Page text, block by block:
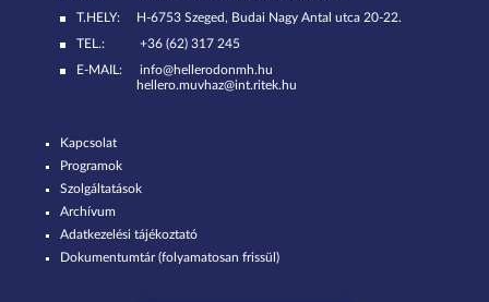
T.HELY:
H-6753 Szeged, Budai Nagy Antal utca 20-22.
TEL.:
+36 (62) 317 245
E-MAIL:
info@hellerodonmh.hu
hellero.muvhaz@int.ritek.hu
Kapcsolat
Programok
Szolgáltatások
Archívum
Adatkezelési tájékoztató
Dokumentumtár (folyamatosan frissül)